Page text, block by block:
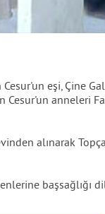
eşi, Çine
Cesur'un anneleri
alınarak
başsağlığı